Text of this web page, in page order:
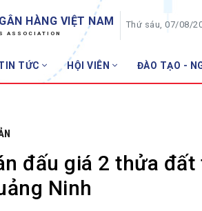
HÀNG VIỆT NAM
ASSOCIATION
Thứ sáu, 07/08/
TỨC HỘI VIÊN ĐÀO TẠO -
30 năm
Bản tin Tuần
đấu giá 2 thửa
Ninh